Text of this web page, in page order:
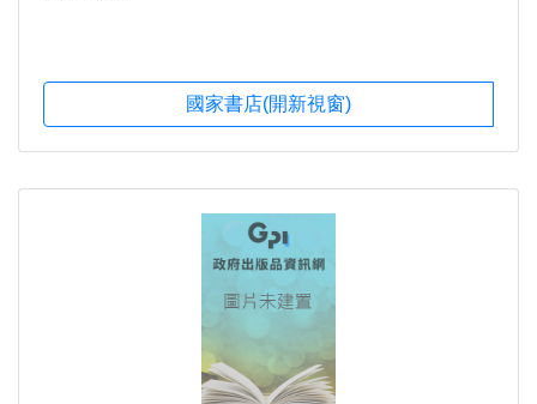
國家書店(開新視窗)